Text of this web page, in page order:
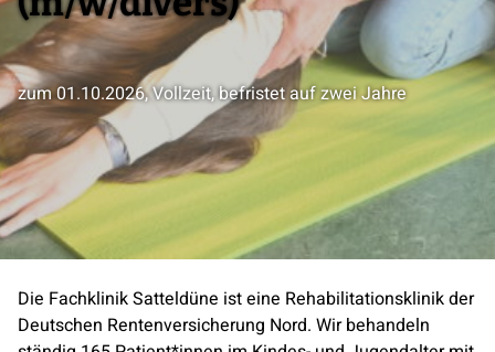
zum 01.10.2026, Vollzeit, befristet auf zwei Jahre
Die Fachklinik Satteldüne ist eine Rehabilitationsklinik der
Deutschen Rentenversicherung Nord. Wir behandeln